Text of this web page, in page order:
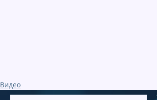
Видео